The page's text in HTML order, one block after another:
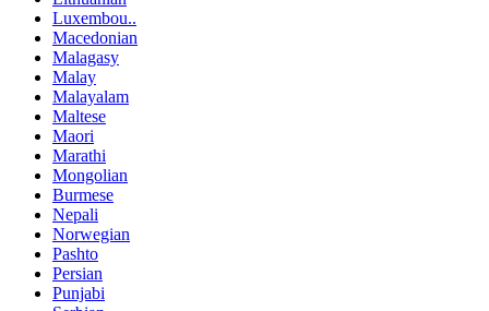
Luxembou..
Macedonian
Malagasy
Malay
Malayalam
Maltese
Maori
Marathi
Mongolian
Burmese
Nepali
Norwegian
Pashto
Persian
Punjabi